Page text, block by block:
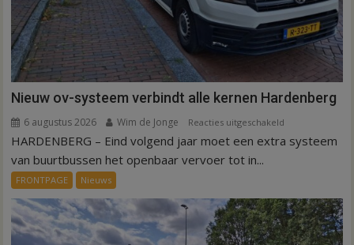
Nieuw ov-systeem verbindt alle kernen Hardenberg
6 augustus 2026 Wim de Jonge Reacties uitgeschakeld
Nieuw
alle
kernen
HARDENBERG – Eind volgend jaar moet een extra systeem
van buurtbussen het openbaar vervoer tot in...
FRONTPAGE Nieuws